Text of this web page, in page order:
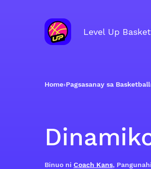
Level Up
Home›Pagsasanay sa Basketball
Binuo ni Coach Kans,